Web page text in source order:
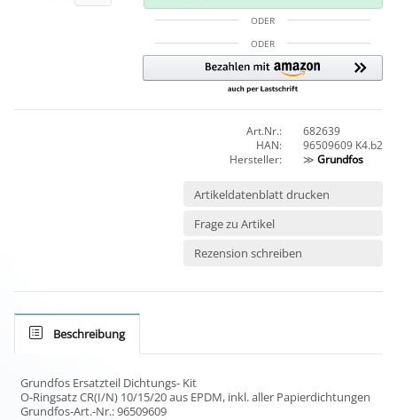
ODER
ODER
Art.Nr.:
682639
HAN:
96509609 K4.b2
Hersteller:
≫ Grundfos
Artikeldatenblatt drucken
Frage zu Artikel
Rezension schreiben
Beschreibung
Grundfos Ersatzteil Dichtungs- Kit
O-Ringsatz CR(I/N) 10/15/20 aus EPDM, inkl. aller Papierdichtungen
Grundfos-Art.-Nr.: 96509609